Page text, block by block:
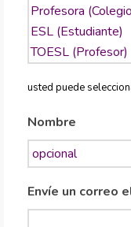
usted puede
Nombre
Envíe un correo